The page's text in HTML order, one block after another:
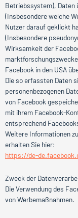
Betriebssystem), Daten
(Insbesondere welche
Nutzer darauf geklickt
(Insbesondere
Wirksamkeit der
Facebook in den USA
Die so erfassten Daten
personenbezogenen
von Facebook
mit ihrem Facebook-
entsprechend
Weitere Informationen
erhalten Sie hier:
https://de-
Zweck der
Die Verwendung des
von Werbemaßnahmen.